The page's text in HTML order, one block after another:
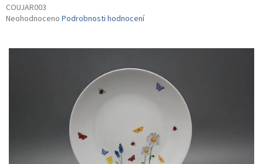
COUJAR003
Průměrné
je
Neohodnoceno Podrobnosti hodnocení